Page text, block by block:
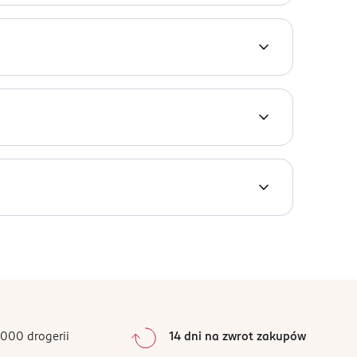
zawartości kwasu mlekowego wygładza
PHENOXYETHANOL,
drogerii 14 dni na zwrot zakupów